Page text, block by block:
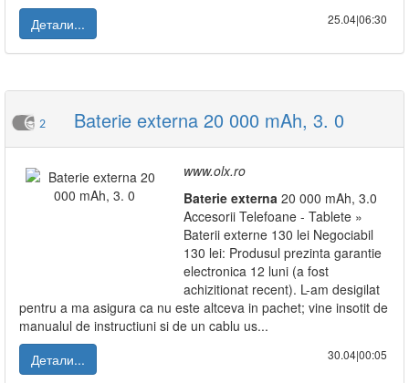
Детали...
25.04|06:30
2 Baterie externa 20 000 mAh, 3. 0
www.olx.ro
Baterie externa 20 000 mAh, 3.0
Accesorii Telefoane - Tablete »
Baterii externe 130 lei Negociabil
130 lei: Produsul prezinta garantie
electronica 12 luni (a fost
achizitionat recent). L-am desigilat
pentru a ma asigura ca nu este altceva in pachet; vine insotit de
manualul de instructiuni si de un cablu us...
Детали...
30.04|00:05